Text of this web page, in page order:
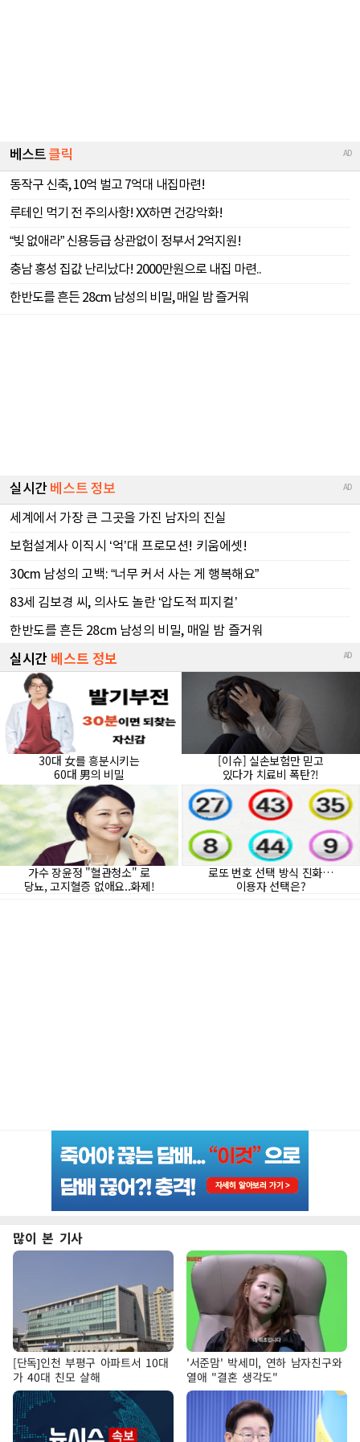
많이 본 기사
[단독]인천 부평구 아파트서 10대
가 40대 친모 살해
'서준맘' 박세미, 연하 남자친구와
열애 "결혼 생각도"